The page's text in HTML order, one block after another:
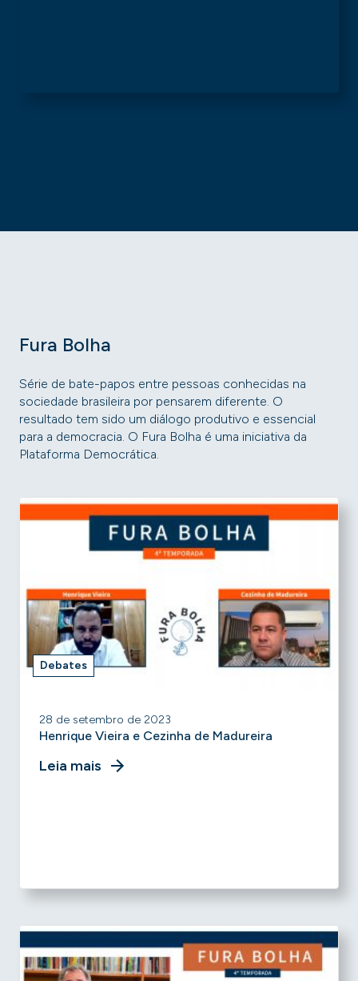
Fura Bolha
Série de bate-papos entre pessoas conhecidas na
sociedade brasileira por pensarem diferente. O
resultado tem sido um diálogo produtivo e essencial
para a democracia. O Fura Bolha é uma iniciativa da
Plataforma Democrática.
Debates
28 de setembro de 2023
Henrique Vieira e Cezinha de Madureira
Leia mais